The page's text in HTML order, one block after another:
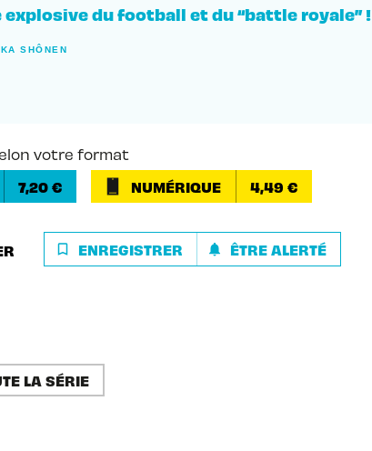
explosive du football et du “battle royale” !
SHÔNEN
votre format
7,20 € NUMÉRIQUE 4,49 €
bookmark_border ENREGISTRER notifications ÊTRE ALERTÉ
LA SÉRIE